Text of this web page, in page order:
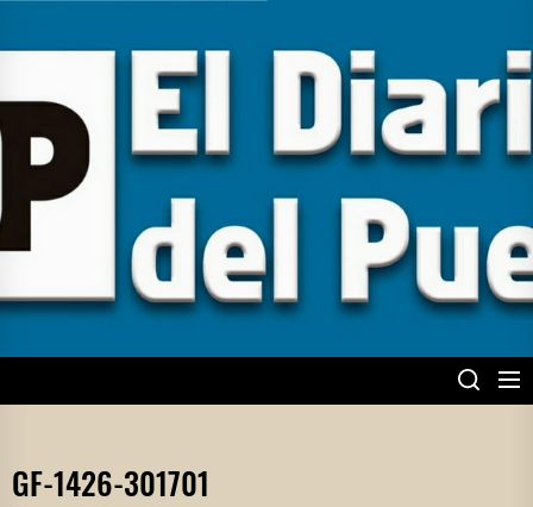
content
EL DIARIO DEL
PUEBLO
GF-1426-301701